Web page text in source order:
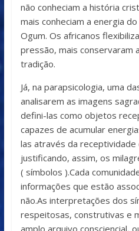
não conheciam a história
mais conheciam a energia
Ogum. Os africanos
pressão, mais conservaram
tradição.
Já, na parapsicologia, uma
analisarem as imagens
defini-las como objetos
capazes de acumular
las através da receptividade
justificando, assim, os
( símbolos ).Cada
informações que estão
não.As interpretações dos
respeitosas, construtivas e